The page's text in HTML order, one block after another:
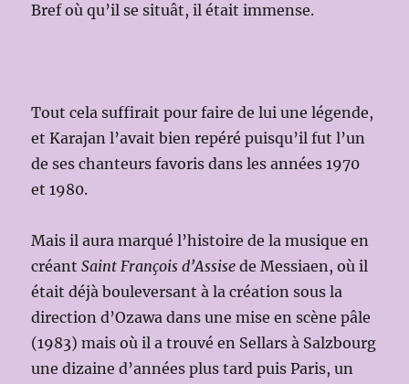
Bref où qu’il se situât, il était immense.
Tout cela suffirait pour faire de lui une légende,
et Karajan l’avait bien repéré puisqu’il fut l’un
de ses chanteurs favoris dans les années 1970
et 1980.
Mais il aura marqué l’histoire de la musique en
créantSaint François d’Assise de Messiaen, où il
était déjà bouleversant à la création sous la
direction d’Ozawa dans une mise en scène pâle
(1983) mais où il a trouvé en Sellars à Salzbourg
une dizaine d’années plus tard puis Paris, un